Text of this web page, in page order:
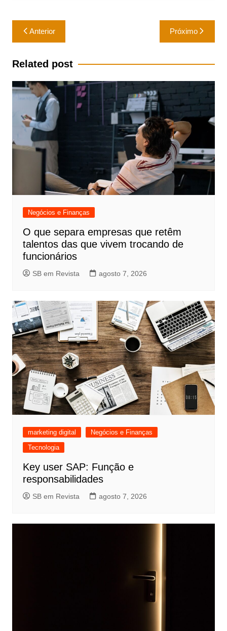
Navegação
de
Post
Anterior Próximo
Related post
Negócios e Finanças
O que separa empresas que retêm
talentos das que vivem trocando de
funcionários
SB em Revista agosto 7, 2026
marketing digital
Negócios e Finanças
Tecnologia
Key user SAP: Função e
responsabilidades
SB em Revista agosto 7, 2026